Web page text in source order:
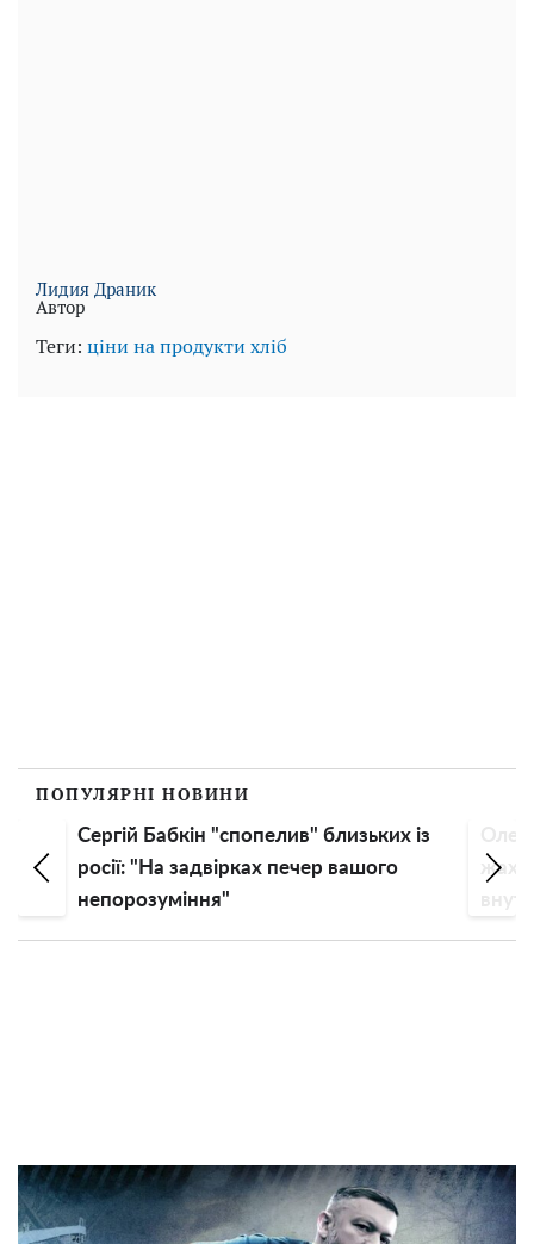
Лидия Драник
Автор
Теги: ціни на продукти хліб
ПОПУЛЯРНІ НОВИНИ
Сергій Бабкін "спопелив" близьких із
росії: "На задвірках печер вашого
непорозуміння"